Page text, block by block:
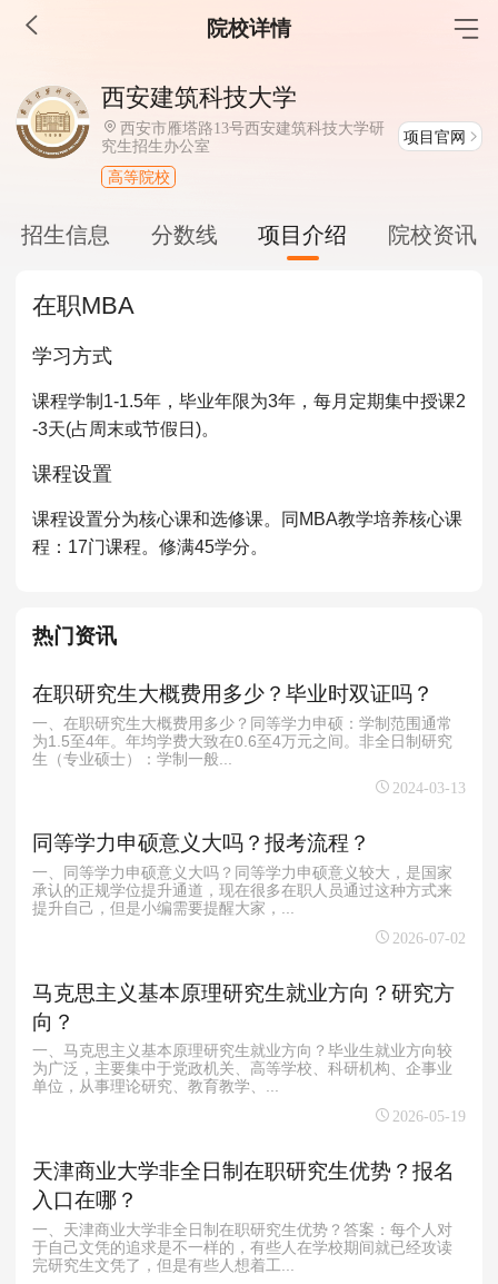
院校详情
MBA工商管理
院校库 考试报名 招生政策 学制学费
报名流程
考试真题
报考经验
MEM工程管理
考试真题
报考经验
MPA公共管理
院校库 考试报名 招生政策 学制学费
报名流程
考试真题
院校库 考试报名 招生政策
MTA旅游管理
院校库 考试报名 招生政策 学制学费
报名流程
考试真题
报考经验 招生简章
西安建筑科技大学
西安市雁塔路13号西安建筑科技大学研
究生招生办公室
项目官网
高等院校
招生信息 分数线 项目介绍 院校资讯
在职MBA
学习方式
课程学制1-1.5年，毕业年限为3年，每月定期集中授课2
-3天(占周末或节假日)。
课程设置
课程设置分为核心课和选修课。同MBA教学培养核心课
程：17门课程。修满45学分。
热门资讯
在职研究生大概费用多少？毕业时双证吗？
一、在职研究生大概费用多少？同等学力申硕：学制范围通常
为1.5至4年。年均学费大致在0.6至4万元之间。非全日制研究
生（专业硕士）：学制一般...
2024-03-13
同等学力申硕意义大吗？报考流程？
一、同等学力申硕意义大吗？同等学力申硕意义较大，是国家
承认的正规学位提升通道，现在很多在职人员通过这种方式来
提升自己，但是小编需要提醒大家，...
2026-07-02
马克思主义基本原理研究生就业方向？研究方
向？
一、马克思主义基本原理研究生就业方向？‌毕业生就业方向较
为广泛，主要集中于党政机关、高等学校、科研机构、企事业
单位，从事理论研究、教育教学、...
2026-05-19
天津商业大学非全日制在职研究生优势？报名
入口在哪？
一、天津商业大学非全日制在职研究生优势？答案：每个人对
于自己文凭的追求是不一样的，有些人在学校期间就已经攻读
完研究生文凭了，但是有些人想着工...